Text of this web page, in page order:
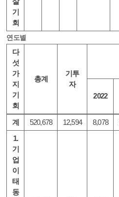
기
회
연도별
다
섯
가
지
기
회
총계
기투
자
2022
계 520,678 12,594 8,078
1.
기
업
이
태
동